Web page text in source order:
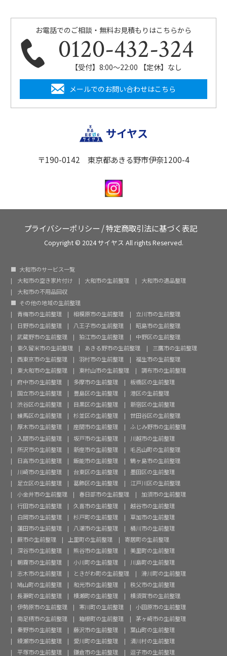
お電話でのご相談・無料お見積もりはこちらから
0120-432-324
【受付】8:00〜22:00 【定休】なし
メールでのお問い合わせはこちら
サイヤス
〒190-0142 東京都あきる野市伊奈1200-4
プライバシーポリシー /特定商取引法に基づく表記
Copyright © 2024 サイヤス All rights Reserved.
大和市のサービス一覧
大和市の空き家片付け
大和市の生前整理
大和市の遺品整理
大和市の不用品回収
その他の地域の生前整理
青梅市の生前整理
相模原市の生前整理
立川市の生前整理
日野市の生前整理
八王子市の生前整理
昭島市の生前整理
武蔵野市の生前整理
狛江市の生前整理
中野区の生前整理
東久留米市の生前整理
あきる野市の生前整理
三鷹市の生前整理
西東京市の生前整理
羽村市の生前整理
福生市の生前整理
東大和市の生前整理
東村山市の生前整理
調布市の生前整理
府中市の生前整理
多摩市の生前整理
板橋区の生前整理
国立市の生前整理
豊島区の生前整理
港区の生前整理
渋谷区の生前整理
目黒区の生前整理
新宿区の生前整理
練馬区の生前整理
杉並区の生前整理
世田谷区の生前整理
厚木市の生前整理
座間市の生前整理
ふじみ野市の生前整理
入間市の生前整理
坂戸市の生前整理
川越市の生前整理
所沢市の生前整理
新座市の生前整理
毛呂山町の生前整理
日高市の生前整理
飯能市の生前整理
鶴ヶ島市の生前整理
川崎市の生前整理
台東区の生前整理
墨田区の生前整理
足立区の生前整理
葛飾区の生前整理
江戸川区の生前整理
小金井市の生前整理
春日部市の生前整理
加須市の生前整理
行田市の生前整理
久喜市の生前整理
越谷市の生前整理
白岡市の生前整理
杉戸町の生前整理
草加市の生前整理
蓮田市の生前整理
八潮市の生前整理
桶川市の生前整理
蕨市の生前整理
上里町の生前整理
寄居町の生前整理
深谷市の生前整理
熊谷市の生前整理
美里町の生前整理
朝霧市の生前整理
小川町の生前整理
川島町の生前整理
志木市の生前整理
ときがわ町の生前整理
滑川町の生前整理
鳩山町の生前整理
和光市の生前整理
秩父市の生前整理
長瀞町の生前整理
横瀬町の生前整理
横須賀市の生前整理
伊勢原市の生前整理
寒川町の生前整理
小田原市の生前整理
南足柄市の生前整理
箱根町の生前整理
茅ヶ崎市の生前整理
秦野市の生前整理
藤沢市の生前整理
葉山町の生前整理
綾瀬市の生前整理
愛川町の生前整理
清川村の生前整理
平塚市の生前整理
鎌倉市の生前整理 逗子市の生前整理